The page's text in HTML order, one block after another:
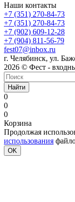
Наши контакты
+7 (351) 270-84-73
+7 (351) 270-84-73
+7 (902) 609-12-28
+7 (904) 811-56-79
fest07@inbox.ru
г. Челябинск, ул.
2026 © Фест -
Найти
0
0
0
Корзина
Продолжая
использования
OK